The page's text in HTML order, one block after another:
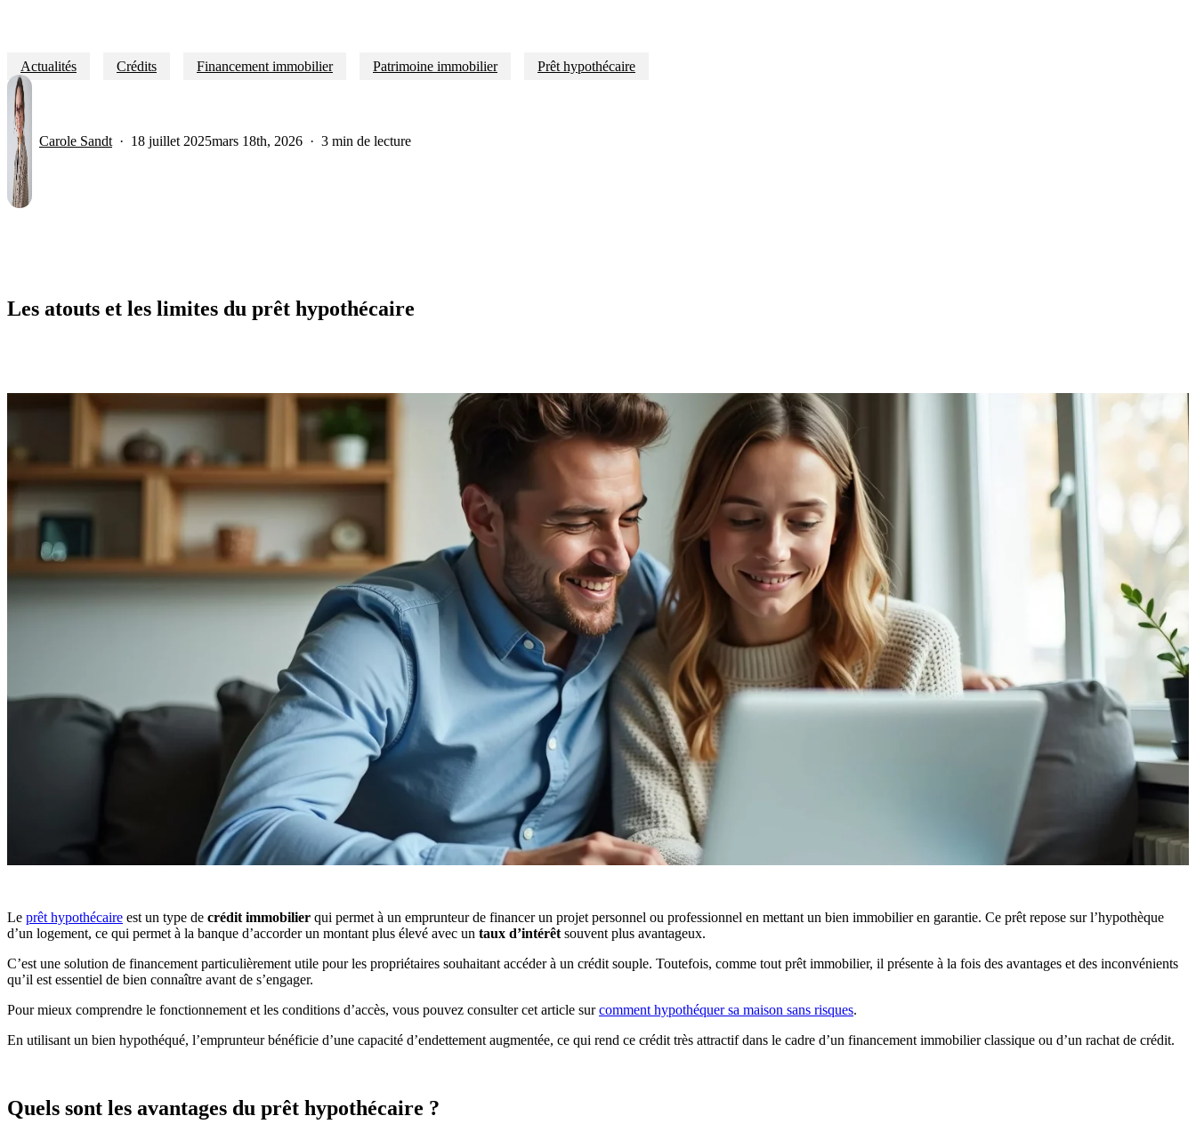
Actualités Crédits Financement immobilier Patrimoine immobilier Prêt hypothécaire
Carole Sandt 18 juillet 2025mars 18th, 2026 3 min de lecture
Les atouts et les limites du prêt hypothécaire
Le prêt hypothécaire est un type de crédit immobilier qui permet à un emprunteur de financer un projet personnel ou professionnel en mettant un bien immobilier en garantie. Ce prêt repose sur l’hypothèque
d’un logement, ce qui permet à la banque d’accorder un montant plus élevé avec un taux d’intérêt souvent plus avantageux.
C’est une solution de financement particulièrement utile pour les propriétaires souhaitant accéder à un crédit souple. Toutefois, comme tout prêt immobilier, il présente à la fois des avantages et des inconvénients
qu’il est essentiel de bien connaître avant de s’engager.
Pour mieux comprendre le fonctionnement et les conditions d’accès, vous pouvez consulter cet article surcomment hypothéquer sa maison sans risques.
En utilisant un bien hypothéqué, l’emprunteur bénéficie d’une capacité d’endettement augmentée, ce qui rend ce crédit très attractif dans le cadre d’un financement immobilier classique ou d’un rachat de crédit.
Quels sont les avantages du prêt hypothécaire ?